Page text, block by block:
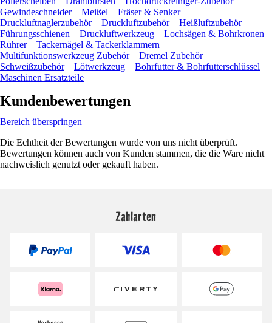
Gewindeschneider
Meißel
Fräser & Senker
Druckluftnaglerzubehör
Druckluftzubehör
Heißluftzubehör
Führungsschienen
Druckluftwerkzeug
Lochsägen & Bohrkronen
Rührer
Tackernägel & Tackerklammern
Multifunktionswerkzeug Zubehör
Dremel Zubehör
Schweißzubehör
Lötwerkzeug
Bohrfutter & Bohrfutterschlüssel
Maschinen Ersatzteile
Kundenbewertungen
Bereich überspringen
Die Echtheit der Bewertungen wurde von uns nicht überprüft.
Bewertungen können auch von Kunden stammen, die die Ware nicht
nachweislich genutzt oder gekauft haben.
Zahlarten